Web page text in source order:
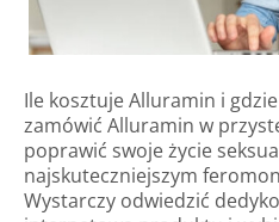
Ile kosztuje Alluramin i
zamówić Alluramin w
poprawić swoje życie
najskuteczniejszym
Wystarczy odwiedzić